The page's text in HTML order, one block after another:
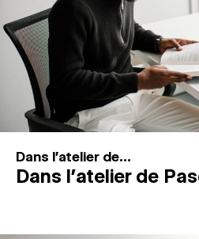
ESPACES DE PRATIQUE
Recherche
Connexion
↓
Dans l'atelier de...
Dans l’atelier de